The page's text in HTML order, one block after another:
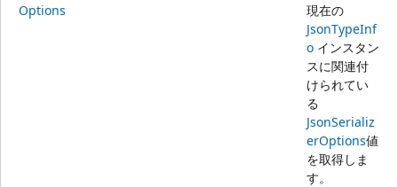
Options
現在の
JsonTypeInf
o インスタン
スに関連付
けられてい
る
JsonSerializ
erOptions値
を取得しま
す。